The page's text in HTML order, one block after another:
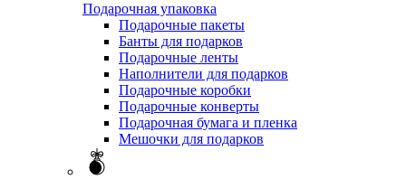
Подарочная упаковка
Подарочные пакеты
Банты для подарков
Подарочные ленты
Наполнители для подарков
Подарочные коробки
Подарочные конверты
Подарочная бумага и пленка
Мешочки для подарков